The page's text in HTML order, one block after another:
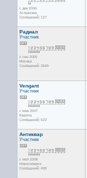
с дек 2006
Астрахань
Сообщений: 127
Радиал
Участник
с сен 2005
Москва
Сообщений: 2649
Vengant
Участник
с мая 2007
Европа
Сообщений: 622
Антиквар
Участник
с июл 2008
Новосибирск
Сообщений: 499